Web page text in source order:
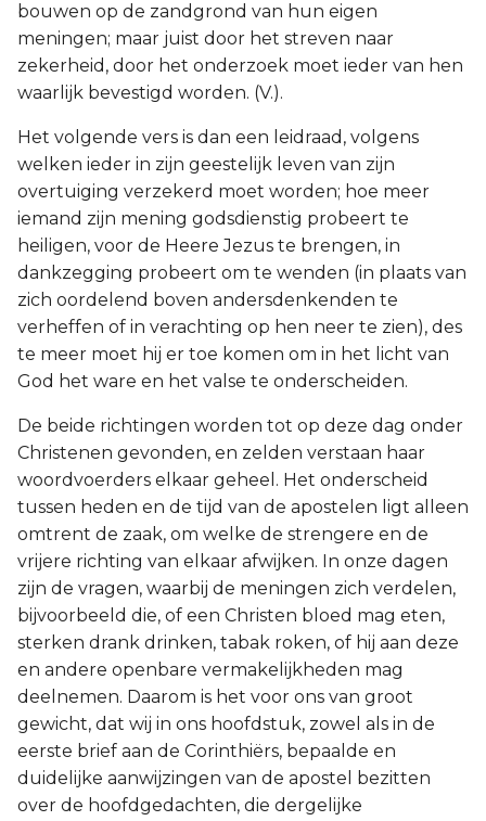
bouwen op de zandgrond van hun eigen
meningen; maar juist door het streven naar
zekerheid, door het onderzoek moet ieder van hen
waarlijk bevestigd worden. (V.).
Het volgende vers is dan een leidraad, volgens
welken ieder in zijn geestelijk leven van zijn
overtuiging verzekerd moet worden; hoe meer
iemand zijn mening godsdienstig probeert te
heiligen, voor de Heere Jezus te brengen, in
dankzegging probeert om te wenden (in plaats van
zich oordelend boven andersdenkenden te
verheffen of in verachting op hen neer te zien), des
te meer moet hij er toe komen om in het licht van
God het ware en het valse te onderscheiden.
De beide richtingen worden tot op deze dag onder
Christenen gevonden, en zelden verstaan haar
woordvoerders elkaar geheel. Het onderscheid
tussen heden en de tijd van de apostelen ligt alleen
omtrent de zaak, om welke de strengere en de
vrijere richting van elkaar afwijken. In onze dagen
zijn de vragen, waarbij de meningen zich verdelen,
bijvoorbeeld die, of een Christen bloed mag eten,
sterken drank drinken, tabak roken, of hij aan deze
en andere openbare vermakelijkheden mag
deelnemen. Daarom is het voor ons van groot
gewicht, dat wij in ons hoofdstuk, zowel als in de
eerste brief aan de Corinthiërs, bepaalde en
duidelijke aanwijzingen van de apostel bezitten
over de hoofdgedachten, die dergelijke